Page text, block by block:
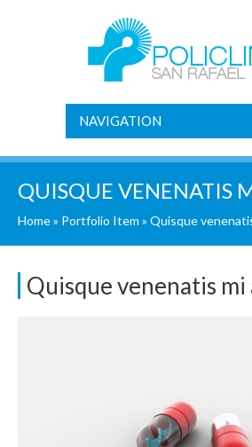
NAVIGATION
QUISQUE VENENATIS
Home» Portfolio Item » Quisque
Quisque venenatis mi